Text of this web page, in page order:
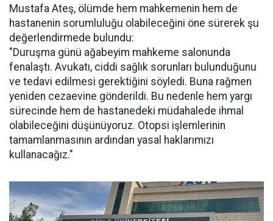
Mustafa Ateş, ölümde hem mahkemenin hem de
hastanenin sorumluluğu olabileceğini öne sürerek şu
değerlendirmede bulundu:
"Duruşma günü ağabeyim mahkeme salonunda
fenalaştı. Avukatı, ciddi sağlık sorunları bulunduğunu
ve tedavi edilmesi gerektiğini söyledi. Buna rağmen
yeniden cezaevine gönderildi. Bu nedenle hem yargı
sürecinde hem de hastanedeki müdahalede ihmal
olabileceğini düşünüyoruz. Otopsi işlemlerinin
tamamlanmasının ardından yasal haklarımızı
kullanacağız."